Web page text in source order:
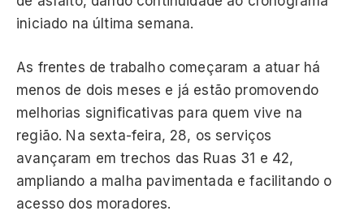
iniciado na última semana.
As frentes de trabalho começaram a atuar há
menos de dois meses e já estão promovendo
melhorias significativas para quem vive na
região. Na sexta-feira, 28, os serviços
avançaram em trechos das Ruas 31 e 42,
ampliando a malha pavimentada e facilitando o
acesso dos moradores.